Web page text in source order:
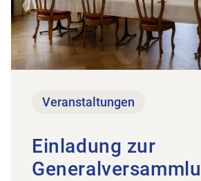
Veranstaltungen
Einladung zur